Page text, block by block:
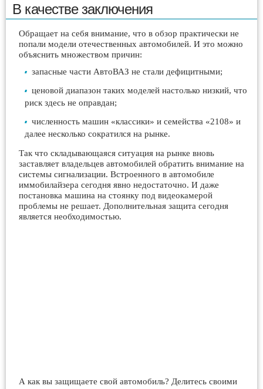
В качестве заключения
Обращает на себя внимание, что в обзор практически не
попали модели отечественных автомобилей. И это можно
объяснить множеством причин:
запасные части АвтоВАЗ не стали дефицитными;
ценовой диапазон таких моделей настолько низкий, что
риск здесь не оправдан;
численность машин «классики» и семейства «2108» и
далее несколько сократился на рынке.
Так что складывающаяся ситуация на рынке вновь
заставляет владельцев автомобилей обратить внимание на
системы сигнализации. Встроенного в автомобиле
иммобилайзера сегодня явно недостаточно. И даже
постановка машина на стоянку под видеокамерой
проблемы не решает. Дополнительная защита сегодня
является необходимостью.
А как вы защищаете свой автомобиль? Делитесь своими